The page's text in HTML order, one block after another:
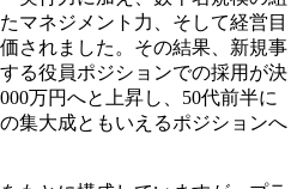
マネジメント力、そして経営目
されました。その結果、新規事
る役員ポジションでの採用が決
万円へと上昇し、50代前半に
集大成ともいえるポジションへ